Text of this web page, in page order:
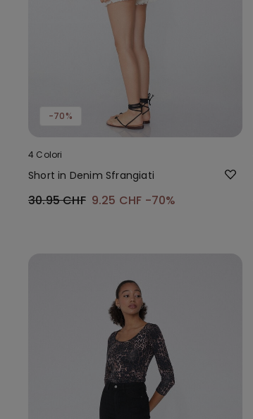
-70%
4 Colori
Short in Denim Sfrangiati
30.95 CHF 9.25 CHF -70%